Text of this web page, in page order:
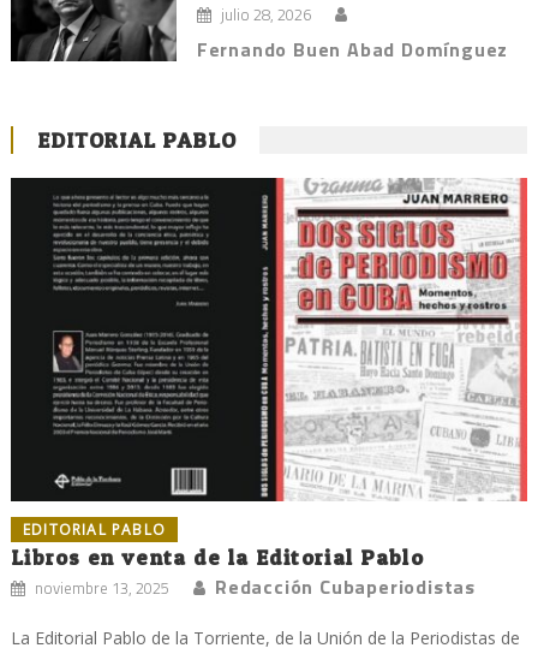
julio 28, 2026
Fernando Buen Abad Domínguez
EDITORIAL PABLO
EDITORIAL PABLO
Libros en venta de la Editorial Pablo
noviembre 13, 2025 Redacción Cubaperiodistas
La Editorial Pablo de la Torriente, de la Unión de la Periodistas de